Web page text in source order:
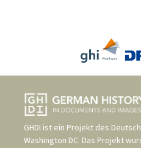
GHDI ist ein Projekt des
Washington DC. Das Projekt